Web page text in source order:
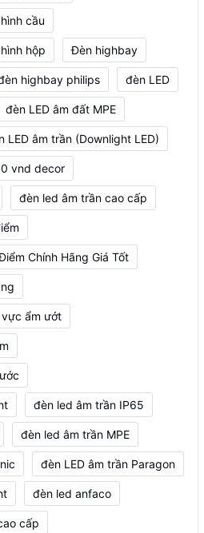
cầu
hộp Đèn highbay
highbay philips đèn LED
đèn LED âm đất MPE
LED âm trần (Downlight LED)
vnd decor
đèn led âm trần cao cấp
Chính Hãng Giá Tốt
ẩm ướt
đèn led âm trần IP65
đèn led âm trần MPE
đèn LED âm trần Paragon
đèn led anfaco
cấp